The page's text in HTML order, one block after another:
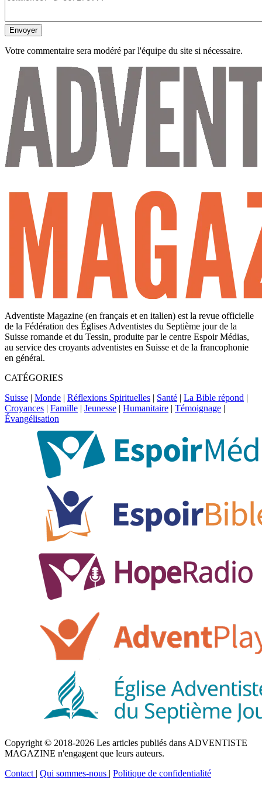
Envoyer
Votre commentaire sera modéré par l'équipe du site si nécessaire.
Adventiste Magazine (en français et en italien) est la revue officielle
de la Fédération des Églises Adventistes du Septième jour de la
Suisse romande et du Tessin, produite par le centre Espoir Médias,
au service des croyants adventistes en Suisse et de la francophonie
en général.
CATÉGORIES
Suisse | Monde | Réflexions Spirituelles | Santé | La Bible répond |
Croyances | Famille | Jeunesse | Humanitaire | Témoignage |
Évangélisation
Copyright © 2018-2026 Les articles publiés dans ADVENTISTE
MAGAZINE n'engagent que leurs auteurs.
Contact | Qui sommes-nous | Politique de confidentialité